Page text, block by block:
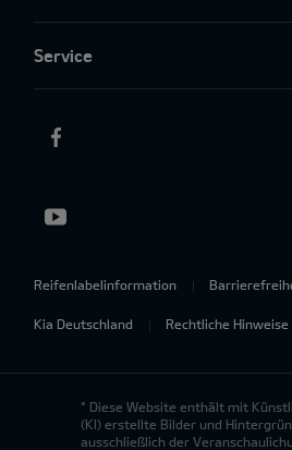
Service
Reifenlabelinformation
Kia Deutschland Rechtliche Hinweise
* Diese Website enthält mit
(KI) erstellte Bilder und
ausschließlich der